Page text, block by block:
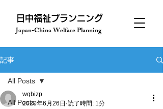
​日中福祉プランニング
Japan-China Welfare Planning
記事
All Posts
All Posts
wqbizp
2020年6月26日 読了時間: 1分